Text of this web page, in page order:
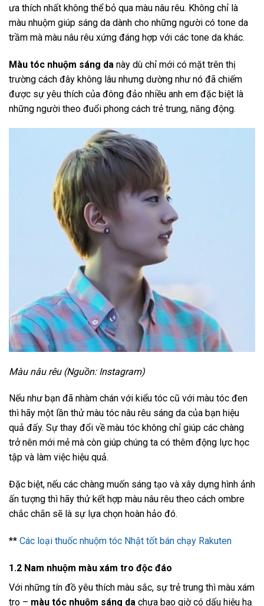
ưa thích nhất không thể bỏ qua màu nâu rêu. Không chỉ là
màu nhuộm giúp sáng da dành cho những người có tone da
trầm mà màu nâu rêu xứng đáng hợp với các tone da khác.
Màu tóc nhuộm sáng da này dù chỉ mới có mặt trên thị
trường cách đây không lâu nhưng dường như nó đã chiếm
được sự yêu thích của đông đảo nhiều anh em đặc biệt là
những người theo đuổi phong cách trẻ trung, năng động.
Màu nâu rêu (Nguồn: Instagram)
Nếu như bạn đã nhàm chán với kiểu tóc cũ với màu tóc đen
thì hãy một lần thử màu tóc nâu rêu sáng da của bạn hiệu
quả đấy. Sự thay đổi về màu tóc không chỉ giúp các chàng
trở nên mới mẻ mà còn giúp chúng ta có thêm động lực học
tập và làm việc hiệu quả.
Đặc biệt, nếu các chàng muốn sáng tạo và xây dựng hình ảnh
ấn tượng thì hãy thử kết hợp màu nâu rêu theo cách ombre
chắc chắn sẽ là sự lựa chọn hoàn hảo đó.
** Các loại thuốc nhuộm tóc Nhật tốt bán chạy Rakuten
1.2 Nam nhuộm màu xám tro độc đáo
Với những tín đồ yêu thích màu sắc, sự trẻ trung thì màu xám
tro – màu tóc nhuộm sáng da chưa bao giờ có dấu hiệu hạ